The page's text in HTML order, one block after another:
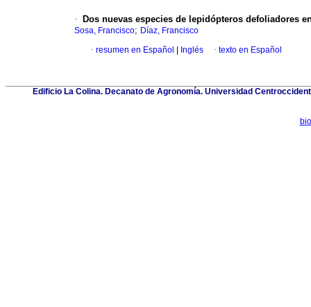
· Dos nuevas especies de lepidópteros defoliadores
Sosa, Francisco; Díaz, Francisco
· resumen en Español Inglés · texto en Español
Edificio La Colina. Decanato de Agronomía. Universidad